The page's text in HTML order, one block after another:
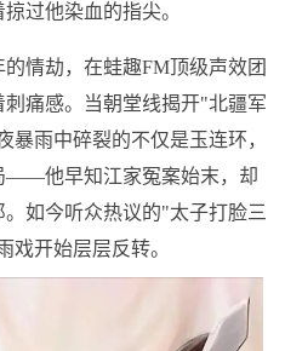
过他染血的指尖。
情劫，在蛙趣FM顶级声效团
痛感。当朝堂线揭开"北疆军
雨中碎裂的不仅是玉连环，
——他早知江家冤案始末，却
如今听众热议的"太子打脸三
戏开始层层反转。